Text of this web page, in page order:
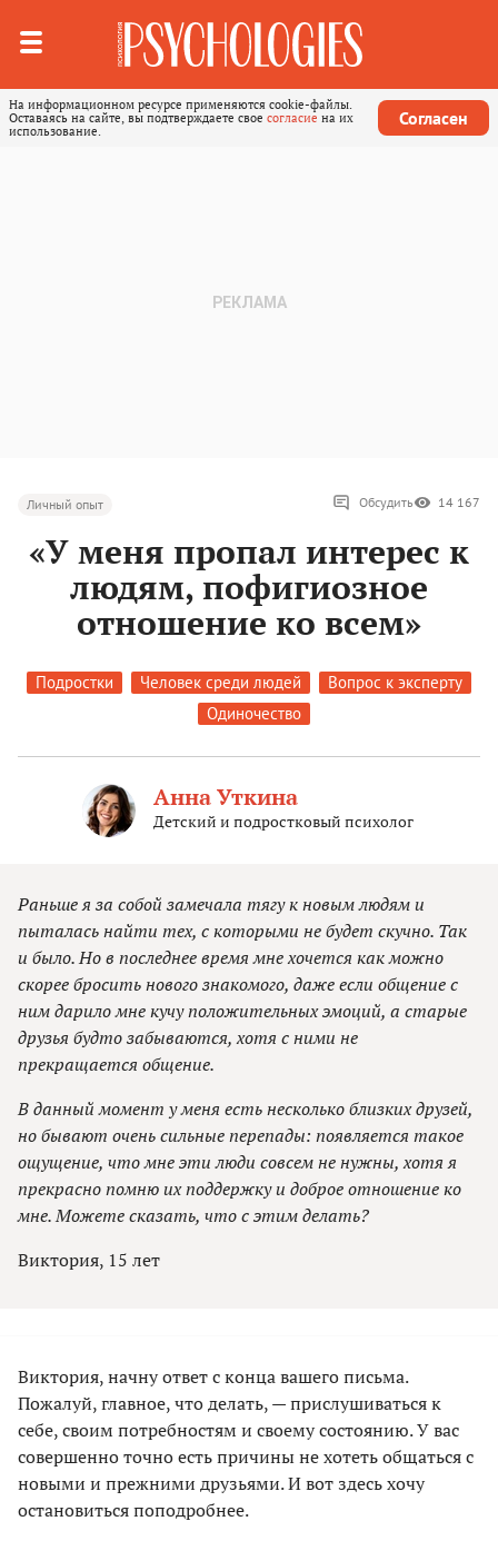
На информационном ресурсе применяются cookie-файлы.
Оставаясь на сайте, вы подтверждаете свое согласие на их
использование.
Согласен
Личный опыт Обсудить 14 167
«У меня пропал интерес к
людям, пофигиозное
отношение ко всем»
Подростки Человек среди людей
Вопрос к эксперту
Одиночество
Анна Уткина
Детский и подростковый психолог
Раньше я за собой замечала тягу к новым людям и
пыталась найти тех, с которыми не будет скучно. Так
и было. Но в последнее время мне хочется как можно
скорее бросить нового знакомого, даже если общение с
ним дарило мне кучу положительных эмоций, а старые
друзья будто забываются, хотя с ними не
прекращается общение.
В данный момент у меня есть несколько близких друзей,
но бывают очень сильные перепады: появляется такое
ощущение, что мне эти люди совсем не нужны, хотя я
прекрасно помню их поддержку и доброе отношение ко
мне. Можете сказать, что с этим делать?
Виктория, 15 лет
Виктория, начну ответ с конца вашего письма.
Пожалуй, главное, что делать, — прислушиваться к
себе, своим потребностям и своему состоянию. У вас
совершенно точно есть причины не хотеть общаться с
новыми и прежними друзьями. И вот здесь хочу
остановиться поподробнее.